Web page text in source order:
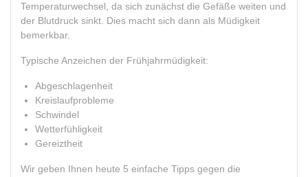
Temperaturwechsel, da sich zunächst die Gefäße weiten und
der Blutdruck sinkt. Dies macht sich dann als Müdigkeit
bemerkbar.
Typische Anzeichen der Frühjahrmüdigkeit:
Abgeschlagenheit
Kreislaufprobleme
Schwindel
Wetterfühligkeit
Gereiztheit
Wir geben Ihnen heute 5 einfache Tipps gegen die